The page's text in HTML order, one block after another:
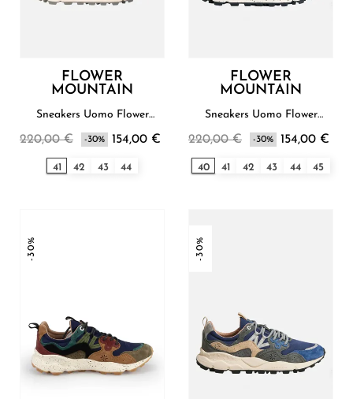
FLOWER
MOUNTAIN
Sneakers Uomo Flower
220,00 € -30% 154,00 €
41 42 43 44
FLOWER
MOUNTAIN
Sneakers Uomo Flower
220,00 € -30% 154,00 €
40 41 42 43 44 45
-30% -30%